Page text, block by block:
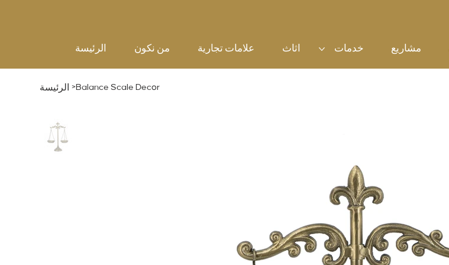
الرئيسة من نكون علامات تجارية اثاث خدمات مشاريع
الرئيسة >Balance Scale Decor